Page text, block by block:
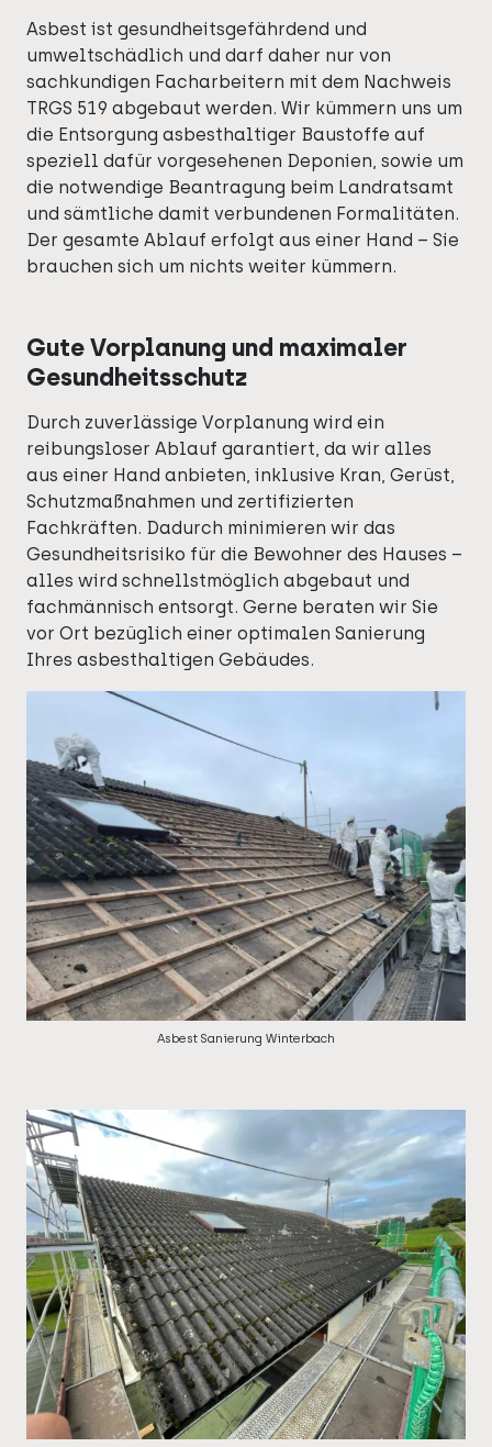
Asbest ist gesundheitsgefährdend und
umweltschädlich und darf daher nur von
sachkundigen Facharbeitern mit dem Nachweis
TRGS 519 abgebaut werden. Wir kümmern uns um
die Entsorgung asbesthaltiger Baustoffe auf
speziell dafür vorgesehenen Deponien, sowie um
die notwendige Beantragung beim Landratsamt
und sämtliche damit verbundenen Formalitäten.
Der gesamte Ablauf erfolgt aus einer Hand – Sie
brauchen sich um nichts weiter kümmern.
Gute Vorplanung und maximaler
Gesundheitsschutz
Durch zuverlässige Vorplanung wird ein
reibungsloser Ablauf garantiert, da wir alles
aus einer Hand anbieten, inklusive Kran, Gerüst,
Schutzmaßnahmen und zertifizierten
Fachkräften. Dadurch minimieren wir das
Gesundheitsrisiko für die Bewohner des Hauses –
alles wird schnellstmöglich abgebaut und
fachmännisch entsorgt. Gerne beraten wir Sie
vor Ort bezüglich einer optimalen Sanierung
Ihres asbesthaltigen Gebäudes.
Asbest Sanierung Winterbach